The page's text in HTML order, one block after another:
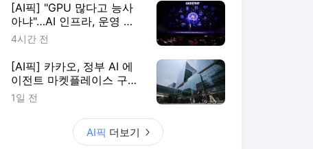
[AI픽] "GPU 많다고 능사
아냐"…AI 인프라, 운영 효
율이 판가름
4시간 전
[AI픽] 카카오, 정부 AI 에
이전트 마켓플레이스 구축
한다
1일 전
AI픽 더보기